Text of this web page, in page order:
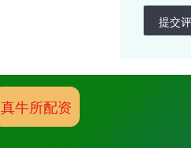
提交
真牛所配资